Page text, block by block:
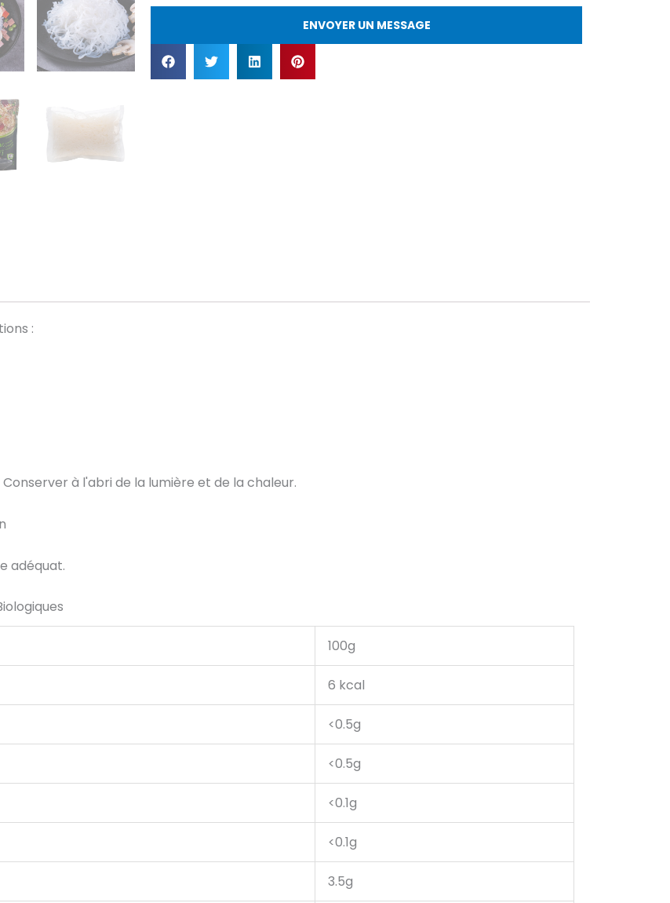
ENVOYER UN MESSAGE
:
à l'abri de la lumière et de la chaleur.
adéquat.
100g
6 kcal
<0.5g
<0.5g
<0.1g
<0.1g
3.5g